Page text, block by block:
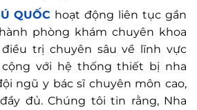
QUỐC hoạt động liên tục gần
phòng khám chuyên khoa
trị chuyên sâu về lĩnh vực
với hệ thống thiết bị nha
ngũ y bác sĩ chuyên môn cao,
đủ. Chúng tôi tin rằng, Nha